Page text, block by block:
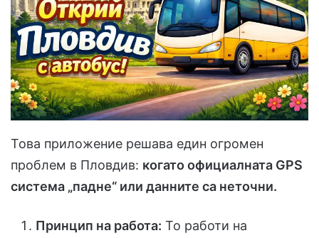
Това приложение решава един огромен
проблем в Пловдив: когато официалната GPS
система „падне“ или данните са неточни.
Принцип на работа: То работи на